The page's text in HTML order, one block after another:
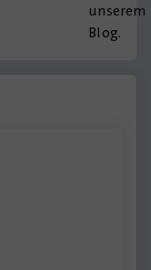
unserem
Blog.